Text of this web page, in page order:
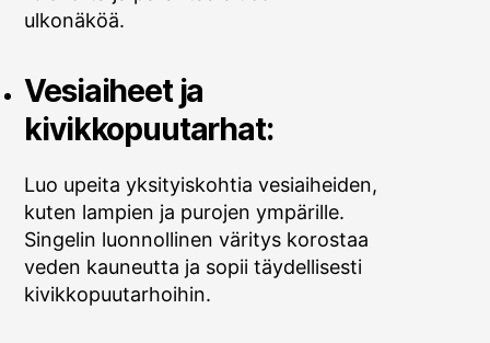
ulkonäköä.
Vesiaiheet ja
kivikkopuutarhat:
Luo upeita yksityiskohtia vesiaiheiden,
kuten lampien ja purojen ympärille.
Singelin luonnollinen väritys korostaa
veden kauneutta ja sopii täydellisesti
kivikkopuutarhoihin.